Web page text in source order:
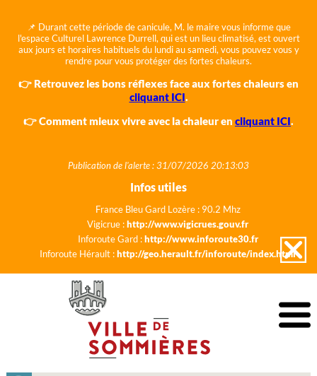
📌 Durant cette période de canicule, M. le maire vous informe que
l'espace Culturel Lawrence Durrell, qui est un lieu climatisé, est ouvert
aux jours et horaires habituels du lundi au samedi, vous pouvez vous y
rendre pour vous protéger des fortes chaleurs.
👉 Retrouvez les bons réflexes face aux fortes chaleurs en
cliquant ICI.
👉 Comment mieux vivre avec la chaleur en cliquant ICI.
Publication de l'alerte : 31/07/2026 20:13:03
Infos utiles
France Bleu Gard Lozère : 90.2 Mhz
Vigicrue :http://www.vigicrues.gouv.fr
Inforoute Gard :http://www.inforoute30.fr
Inforoute Hérault :http://geo.herault.fr/inforoute/index.html